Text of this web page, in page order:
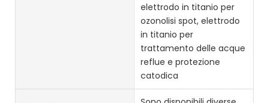
elettrodo in titanio per
ozonolisi spot, elettrodo
in titanio per
trattamento delle acque
reflue e protezione
catodica